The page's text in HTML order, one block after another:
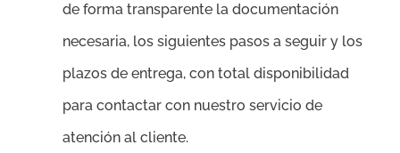
de forma transparente la documentación
necesaria, los siguientes pasos a seguir y los
plazos de entrega, con total disponibilidad
para contactar con nuestro servicio de
atención al cliente.